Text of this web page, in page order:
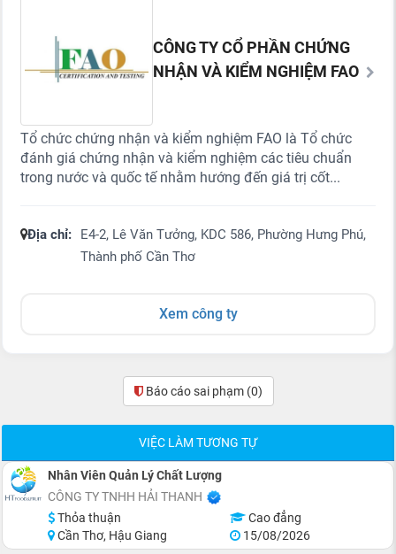
CÔNG TY CỔ PHẦN CHỨNG
NHẬN VÀ KIỂM NGHIỆM FAO
Tổ chức chứng nhận và kiểm nghiệm FAO là Tổ chức
đánh giá chứng nhận và kiểm nghiệm các tiêu chuẩn
trong nước và quốc tế nhằm hướng đến giá trị cốt...
Địa chỉ:
E4-2, Lê Văn Tưởng, KDC 586, Phường Hưng Phú,
Thành phố Cần Thơ
Xem công ty
Báo cáo sai phạm (0)
VIỆC LÀM TƯƠNG TỰ
Nhân Viên Quản Lý Chất Lượng
CÔNG TY TNHH HẢI THANH
Thỏa thuận
Cao đẳng
Cần Thơ, Hậu Giang
15/08/2026